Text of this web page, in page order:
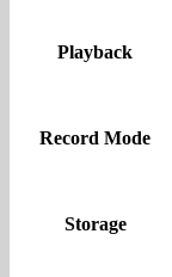
Playback
Record Mode
Storage